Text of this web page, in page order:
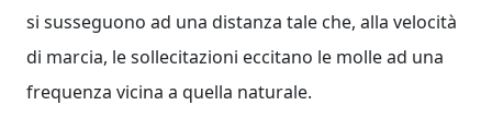
si susseguono ad una distanza tale che, alla velocità
di marcia, le sollecitazioni eccitano le molle ad una
frequenza vicina a quella naturale.